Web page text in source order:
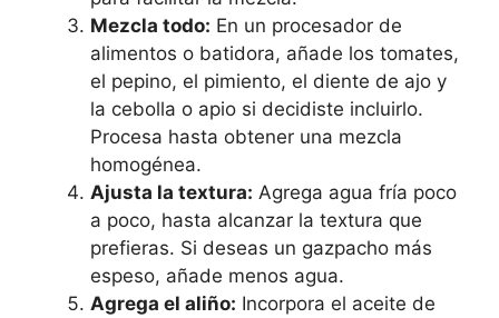
Mezcla todo: En un procesador de
alimentos o batidora, añade los tomates,
el pepino, el pimiento, el diente de ajo y
la cebolla o apio si decidiste incluirlo.
Procesa hasta obtener una mezcla
homogénea.
Ajusta la textura: Agrega agua fría poco
a poco, hasta alcanzar la textura que
prefieras. Si deseas un gazpacho más
espeso, añade menos agua.
Agrega el aliño: Incorpora el aceite de